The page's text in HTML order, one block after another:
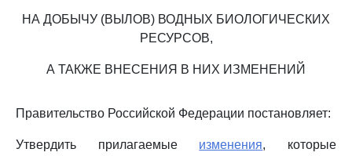
НА ДОБЫЧУ (ВЫЛОВ) ВОДНЫХ БИОЛОГИЧЕСКИХ
РЕСУРСОВ,
А ТАКЖЕ ВНЕСЕНИЯ В НИХ ИЗМЕНЕНИЙ
Правительство Российской Федерации постановляет:
Утвердить прилагаемые изменения, которые